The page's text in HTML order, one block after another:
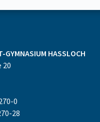
GYMNASIUM HASSLOCH
20
0
28